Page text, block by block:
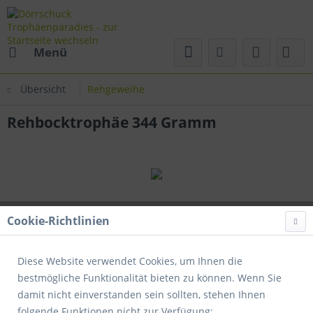
Menü
Übersicht Rehgeweihe
Rehbocktrophäe 344 Gramm
Cookie-Richtlinien
Diese Website verwendet Cookies, um Ihnen die
bestmögliche Funktionalität bieten zu können. Wenn Sie
damit nicht einverstanden sein sollten, stehen Ihnen